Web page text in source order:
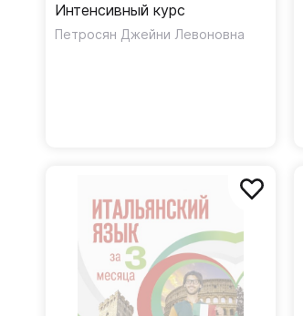
Интенсивный курс
Петросян Джейни Левоновна